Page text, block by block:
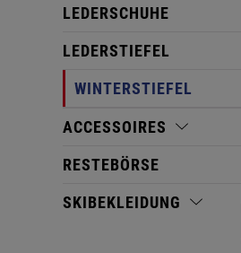
LEDERSCHUHE
LEDERSTIEFEL
WINTERSTIEFEL
ACCESSOIRES
RESTEBÖRSE
SKIBEKLEIDUNG